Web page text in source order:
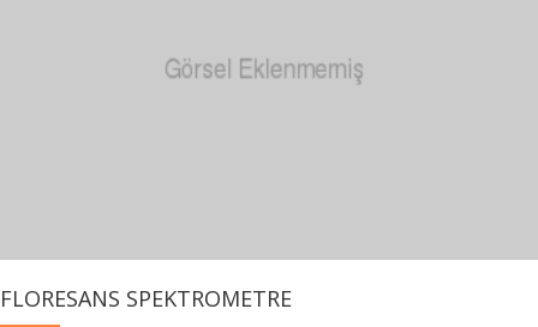
FLORESANS SPEKTROMETRE